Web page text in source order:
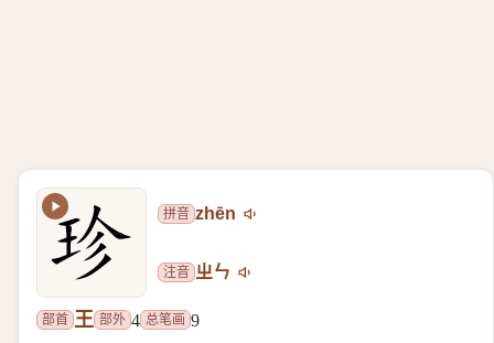
拼音 zhēn
注音 ㄓㄣ
部首 王 部外 4 总笔画 9